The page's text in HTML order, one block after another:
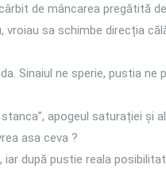
de mâncarea pregătită
vroiau sa schimbe direcția
Sinaiul ne sperie, pustia ne
apogeul saturației și
asa ceva ?
după pustie reala